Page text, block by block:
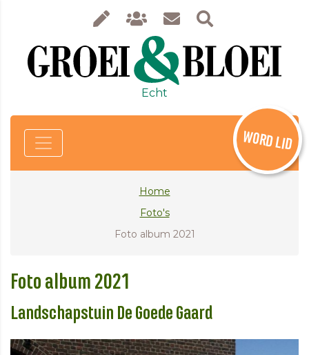
Echt
WORD LID
Home
Foto's
Foto album 2021
Foto album 2021
Landschapstuin De Goede Gaard